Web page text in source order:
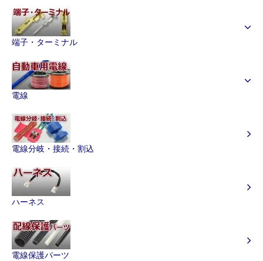
端子・ターミナル
電線
電線分岐・接続・割込
ハーネス
電線保護パーツ